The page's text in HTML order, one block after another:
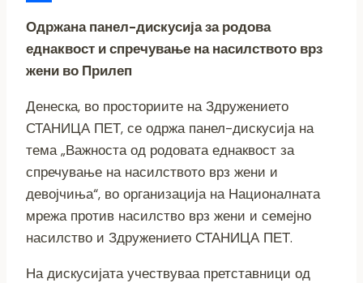
Одржана панел-дискусија за родова
еднаквост и спречување на насилството врз
жени во Прилеп
Денеска, во просториите на Здружението
СТАНИЦА ПЕТ, се одржа панел-дискусија на
тема „Важноста од родовата еднаквост за
спречување на насилството врз жени и
девојчиња“, во организација на Националната
мрежа против насилство врз жени и семејно
насилство и Здружението СТАНИЦА ПЕТ.
На дискусијата учествуваа претставници од